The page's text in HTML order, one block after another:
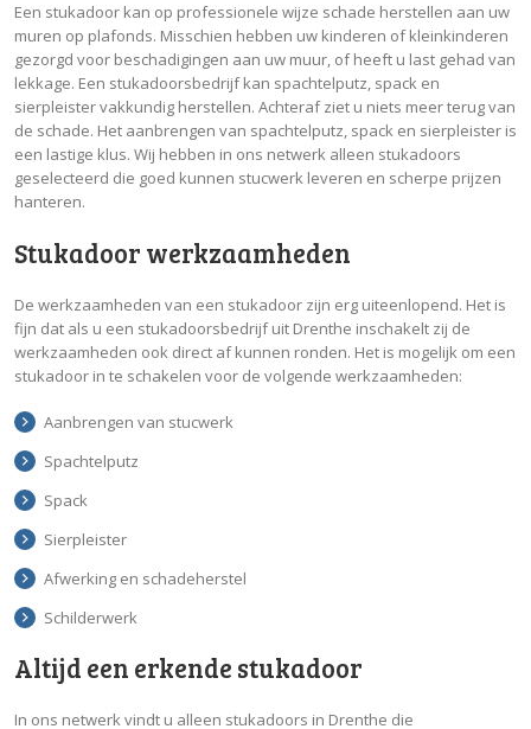
Een stukadoor kan op professionele wijze schade herstellen aan uw
muren op plafonds. Misschien hebben uw kinderen of kleinkinderen
gezorgd voor beschadigingen aan uw muur, of heeft u last gehad van
lekkage. Een stukadoorsbedrijf kan spachtelputz, spack en
sierpleister vakkundig herstellen. Achteraf ziet u niets meer terug van
de schade. Het aanbrengen van spachtelputz, spack en sierpleister is
een lastige klus. Wij hebben in ons netwerk alleen stukadoors
geselecteerd die goed kunnen stucwerk leveren en scherpe prijzen
hanteren.
Stukadoor werkzaamheden
De werkzaamheden van een stukadoor zijn erg uiteenlopend. Het is
fijn dat als u een stukadoorsbedrijf uit Drenthe inschakelt zij de
werkzaamheden ook direct af kunnen ronden. Het is mogelijk om een
stukadoor in te schakelen voor de volgende werkzaamheden:
Aanbrengen van stucwerk
Spachtelputz
Spack
Sierpleister
Afwerking en schadeherstel
Schilderwerk
Altijd een erkende stukadoor
In ons netwerk vindt u alleen stukadoors in Drenthe die